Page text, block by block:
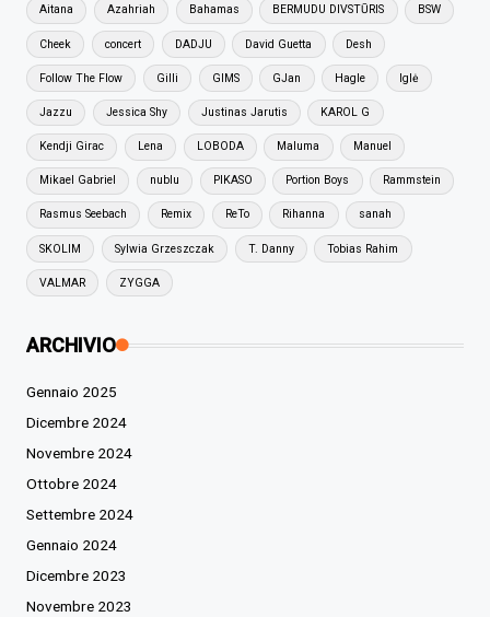
Aitana Azahriah Bahamas BERMUDU DIVSTŪRIS BSW
Cheek concert DADJU David Guetta Desh
Follow The Flow Gilli GIMS GJan Hagle Iglė
Jazzu Jessica Shy Justinas Jarutis KAROL G
Kendji Girac Lena LOBODA Maluma Manuel
Mikael Gabriel nublu PIKASO Portion Boys Rammstein
Rasmus Seebach Remix ReTo Rihanna sanah
SKOLIM Sylwia Grzeszczak T. Danny Tobias Rahim
VALMAR ZYGGA
ARCHIVIO
Gennaio 2025
Dicembre 2024
Novembre 2024
Ottobre 2024
Settembre 2024
Gennaio 2024
Dicembre 2023
Novembre 2023